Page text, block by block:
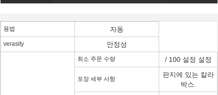
용법 자동
verasity 안정성
최소 주문 수량 / 100 설정 설정
포장 세부 사항
판지에 있는 칼라
박스.